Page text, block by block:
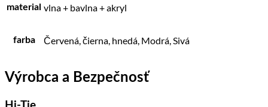
material vlna + bavlna + akryl
farba Červená, čierna, hnedá, Modrá, Sivá
Výrobca a Bezpečnosť